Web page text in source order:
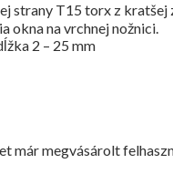
strany T15 torx z
okna na vrchnej nožnici.
2 – 25 mm
már megvásárolt